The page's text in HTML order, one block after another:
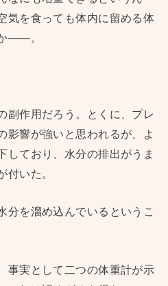
気を食っても体内に留める体
——。
副作用だろう。とくに、プレ
影響が強いと思われるが、よ
しており、水分の排出がうま
付いた。
分を溜め込んでいるというこ
事実として二つの体重計が示